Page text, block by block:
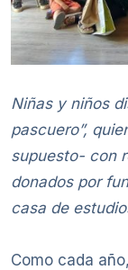
Niñas y niños
pascuero”,
supuesto- con
donados por
casa de
Como cada